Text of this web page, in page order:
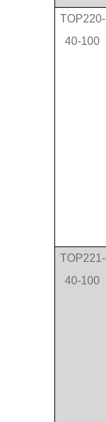
TOP220-
40-100
TOP221-
40-100